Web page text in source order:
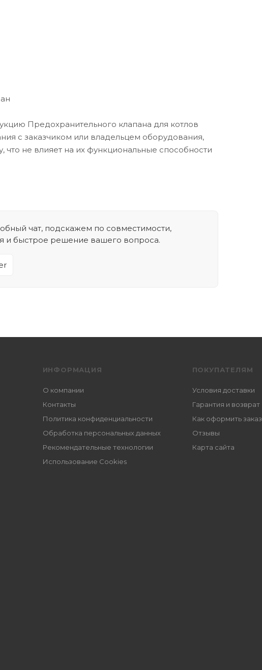
Предохранительного клапана для котлов
с заказчиком или владельцем оборудования,
не влияет на их функциональные способности
чат, подскажем по совместимости,
и быстрое решение вашего вопроса.
ИНФОРМАЦИЯ
О компании
Контакты
Политика конфиденциальности
Обработка персональных данных
Рекомендательные технологии
Использование Cookies
ПОКУПАТЕЛЯМ
Условия доставки
Гарантия и возврат
Как оформить заказ
Отзывы
Карта сайта